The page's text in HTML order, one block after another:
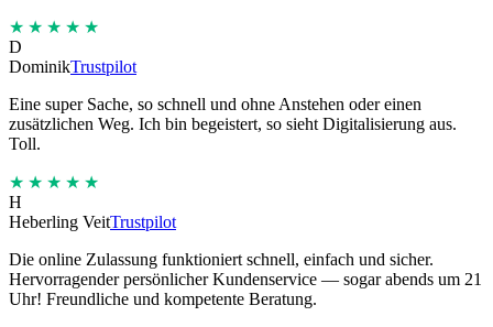
★★★★★
D
DominikTrustpilot
Eine super Sache, so schnell und ohne Anstehen oder einen
zusätzlichen Weg. Ich bin begeistert, so sieht Digitalisierung aus.
Toll.
★★★★★
H
Heberling VeitTrustpilot
Die online Zulassung funktioniert schnell, einfach und sicher.
Hervorragender persönlicher Kundenservice — sogar abends um 21
Uhr! Freundliche und kompetente Beratung.